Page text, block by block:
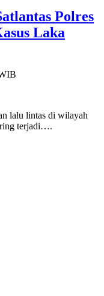
Polres
Laka
lalu lintas di wilayah
terjadi….